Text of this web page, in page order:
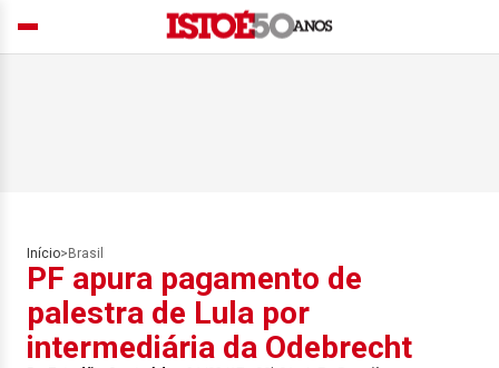
Início> Brasil
PF apura pagamento de
palestra de Lula por
intermediária da Odebrecht